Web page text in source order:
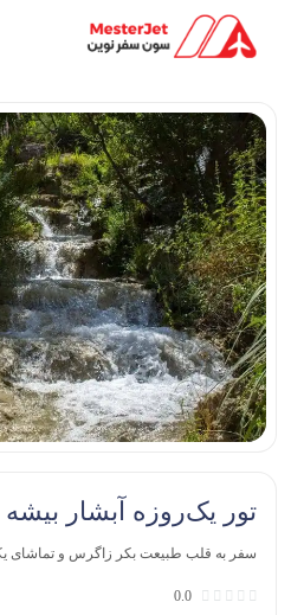
تور یک‌روزه آبشار
سفر به قلب طبیعت بکر زاگرس و تماشای یکی
0.0